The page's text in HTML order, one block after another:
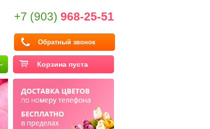
+7 (903) 968-25-51
Обратный звонок
Корзина пуста